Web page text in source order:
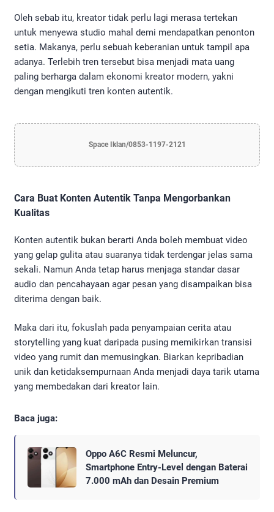
Oleh sebab itu, kreator tidak perlu lagi merasa tertekan
untuk menyewa studio mahal demi mendapatkan penonton
setia. Makanya, perlu sebuah keberanian untuk tampil apa
adanya. Terlebih tren tersebut bisa menjadi mata uang
paling berharga dalam ekonomi kreator modern, yakni
dengan mengikuti tren konten autentik.
Space Iklan/0853-1197-2121
Cara Buat Konten Autentik Tanpa Mengorbankan
Kualitas
Konten autentik bukan berarti Anda boleh membuat video
yang gelap gulita atau suaranya tidak terdengar jelas sama
sekali. Namun Anda tetap harus menjaga standar dasar
audio dan pencahayaan agar pesan yang disampaikan bisa
diterima dengan baik.
Maka dari itu, fokuslah pada penyampaian cerita atau
storytelling yang kuat daripada pusing memikirkan transisi
video yang rumit dan memusingkan. Biarkan kepribadian
unik dan ketidaksempurnaan Anda menjadi daya tarik utama
yang membedakan dari kreator lain.
Baca juga:
Oppo A6C Resmi Meluncur,
Smartphone Entry-Level dengan Baterai
7.000 mAh dan Desain Premium